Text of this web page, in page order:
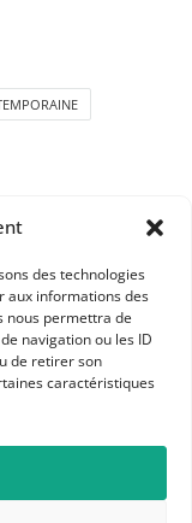
des technologies
aux informations des
nous permettra de
navigation ou les ID
de retirer son
caractéristiques
et géographie
02